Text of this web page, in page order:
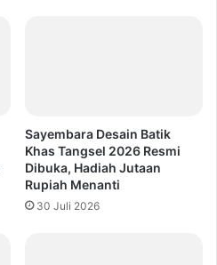
Sayembara Desain Batik
Khas Tangsel 2026 Resmi
Dibuka, Hadiah Jutaan
Rupiah Menanti
30 Juli 2026